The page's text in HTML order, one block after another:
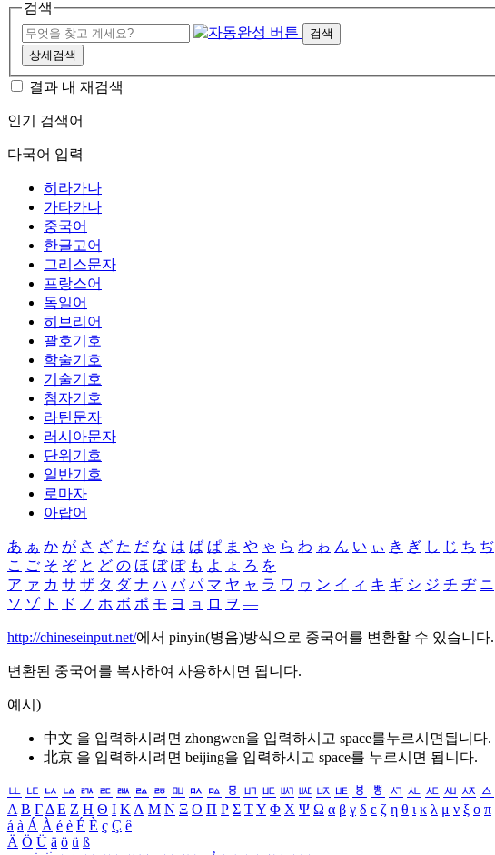
검색
검색
상세검색
결과 내 재검색
인기 검색어
다국어 입력
히라가나
가타카나
중국어
한글고어
그리스문자
프랑스어
독일어
히브리어
괄호기호
학술기호
기술기호
첨자기호
라틴문자
러시아문자
단위기호
일반기호
로마자
아랍어
あ ぁ か が さ ざ た だ な は ば ぱ ま や ゃ ら わ ゎ ん い ぃ き ぎ し じ ち ぢ
こ ご そ ぞ と ど の ほ ぼ ぽ も よ ょ ろ を
ア ァ カ サ ザ タ ダ ナ ハ バ パ マ ヤ ャ ラ ワ ヮ ン イ ィ キ ギ シ ジ チ ヂ ニ
ソ ゾ ト ド ノ ホ ボ ポ モ ヨ ョ ロ ヲ ―
http://chineseinput.net/에서 pinyin(병음)방식으로 중국어를 변환할 수 있습니다.
변환된 중국어를 복사하여 사용하시면 됩니다.
예시)
中文 을 입력하시려면 zhongwen을 입력하시고 space를누르시면됩니다.
北京 을 입력하시려면 beijing을 입력하시고 space를 누르시면 됩니다.
ㅥ ㅦ ㅧ ㅨ ㅩ ㅪ ㅫ ㅬ ㅭ ㅮ ㅯ ㅰ ㅱ ㅲ ㅳ ㅴ ㅵ ㅶ ㅷ ㅸ ㅹ ㅺ ㅻ ㅼ ㅽ ㅾ ㅿ
Α Β ΓΔ Ε Ζ Η Θ Ι ΚΛ Μ Ν Ξ Ο Π Ρ Σ ΤΥ Φ Χ Ψ Ω α β γ δ ε ζ η θ ι κ λ μ ν ξ ο π
á à Á À é è É È ç Ç ê
Ä Ö Ü ä ö ü ß